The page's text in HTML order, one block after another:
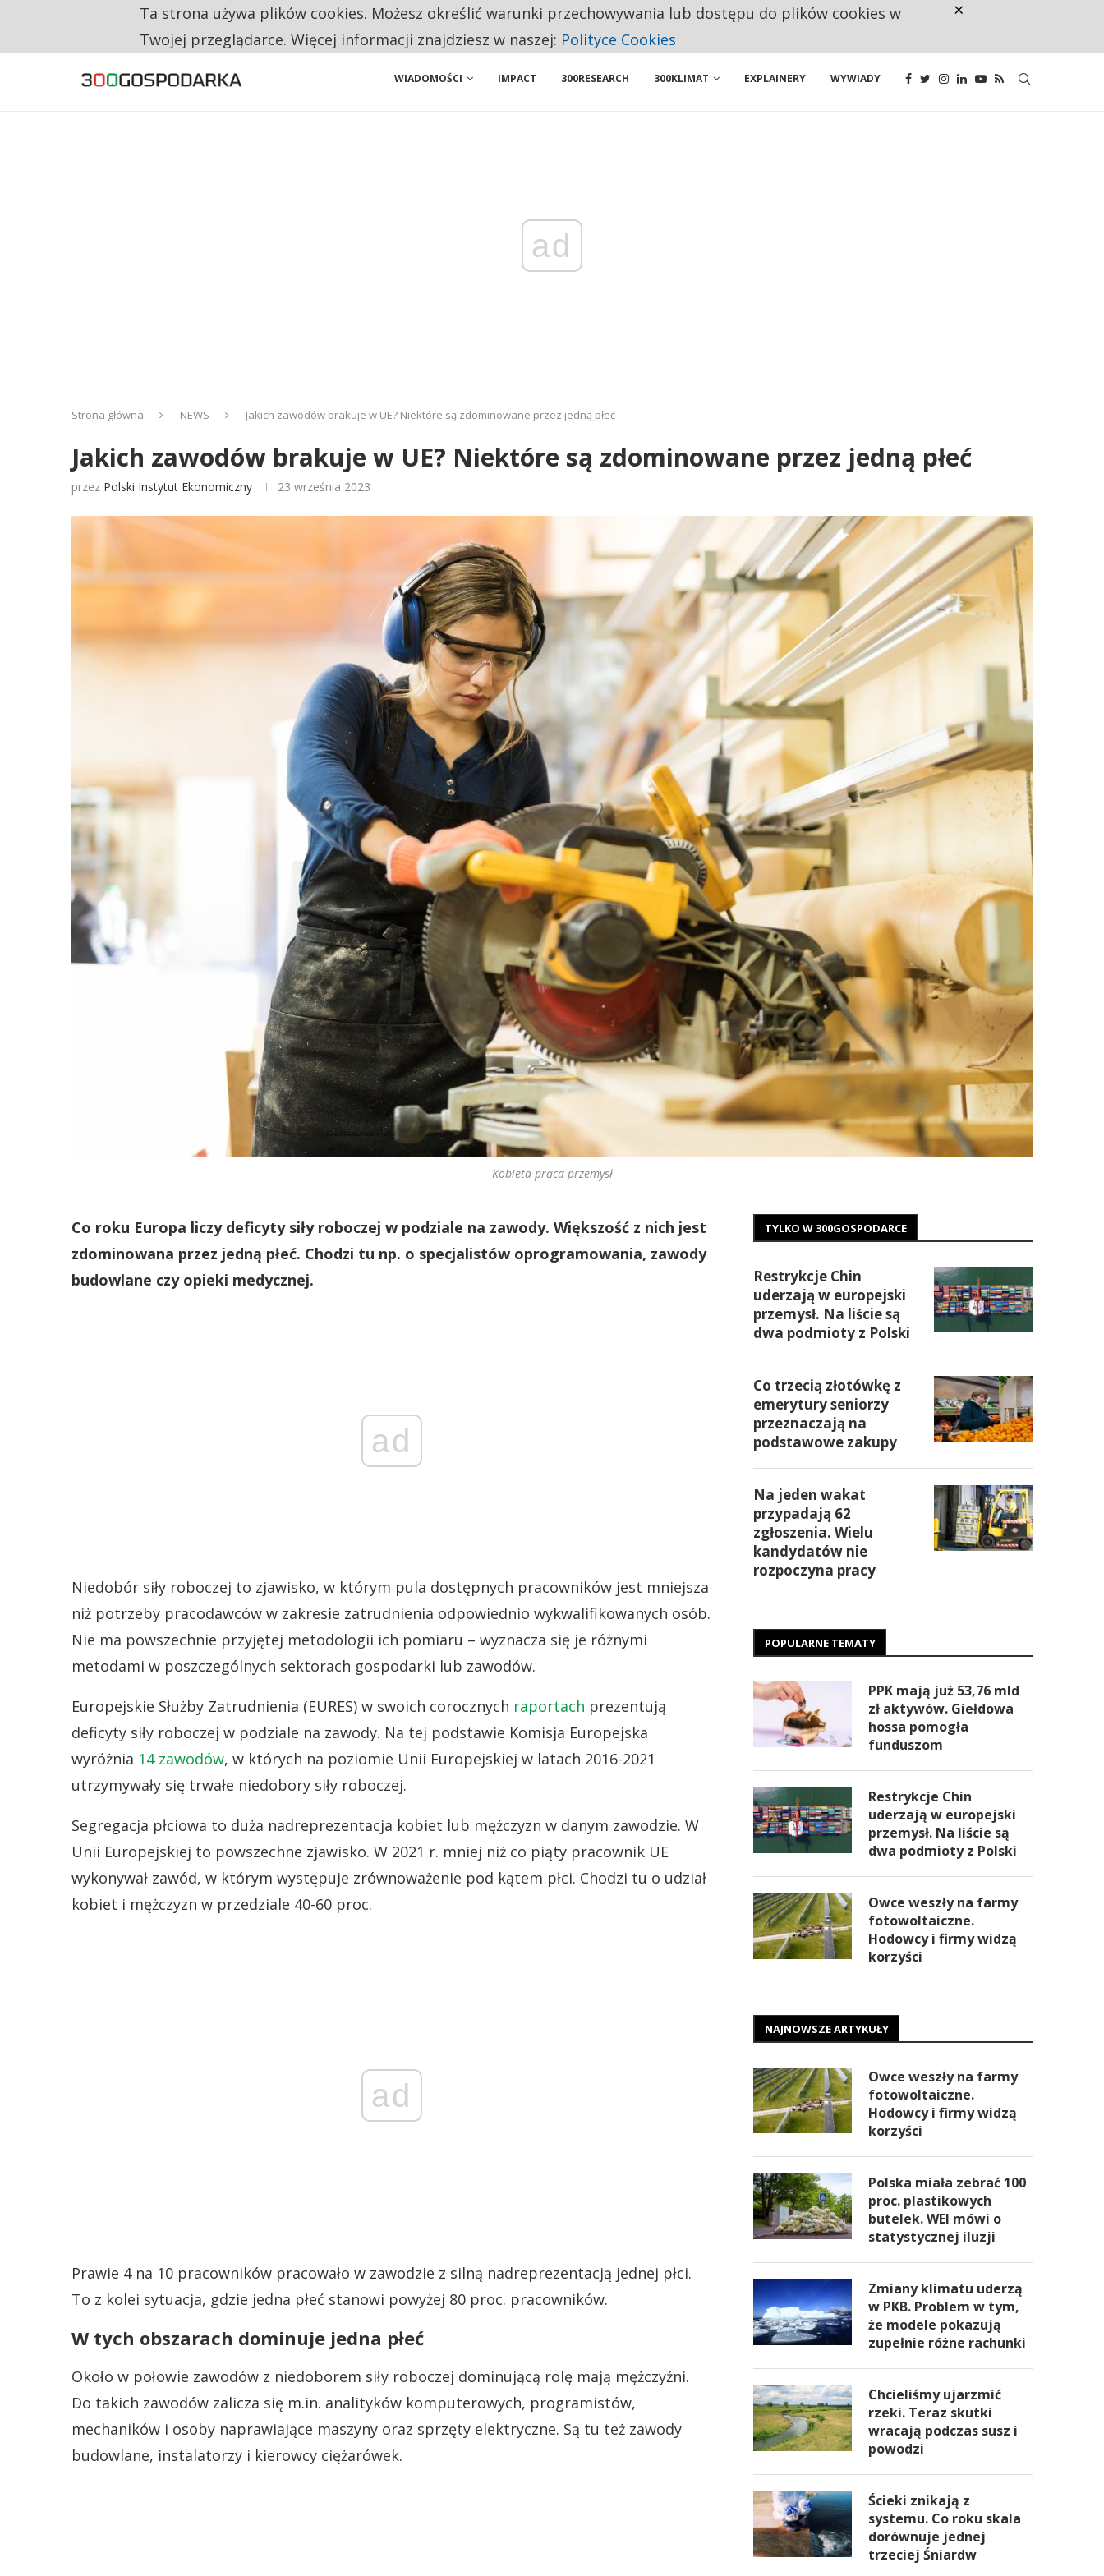
NA JEDEN WAKAT PRZYPADAJĄ 62 ZGŁOSZENIA. WIELU KANDYDATÓW NIE ROZPOCZYNA PRACY
WIADOMOŚCI IMPACT 300RESEARCH 300KLIMAT EXPLAINERY WYWIADY
ad
Strona główna NEWS Jakich zawodów brakuje w UE? Niektóre są zdominowane przez jedną płeć
Jakich zawodów brakuje w UE? Niektóre są zdominowane przez jedną płeć
przez Polski Instytut Ekonomiczny 23 września 2023
Kobieta praca przemysł
Co roku Europa liczy deficyty siły roboczej w podziale na zawody. Większość z nich jest
zdominowana przez jedną płeć. Chodzi tu np. o specjalistów oprogramowania, zawody
budowlane czy opieki medycznej.
ad
Niedobór siły roboczej to zjawisko, w którym pula dostępnych pracowników jest mniejsza
niż potrzeby pracodawców w zakresie zatrudnienia odpowiednio wykwalifikowanych osób.
Nie ma powszechnie przyjętej metodologii ich pomiaru – wyznacza się je różnymi
metodami w poszczególnych sektorach gospodarki lub zawodów.
Europejskie Służby Zatrudnienia (EURES) w swoich corocznych raportach prezentują
deficyty siły roboczej w podziale na zawody. Na tej podstawie Komisja Europejska
wyróżnia 14 zawodów, w których na poziomie Unii Europejskiej w latach 2016-2021
utrzymywały się trwałe niedobory siły roboczej.
Segregacja płciowa to duża nadreprezentacja kobiet lub mężczyzn w danym zawodzie. W
Unii Europejskiej to powszechne zjawisko. W 2021 r. mniej niż co piąty pracownik UE
wykonywał zawód, w którym występuje zrównoważenie pod kątem płci. Chodzi tu o udział
kobiet i mężczyzn w przedziale 40-60 proc.
ad
Prawie 4 na 10 pracowników pracowało w zawodzie z silną nadreprezentacją jednej płci.
To z kolei sytuacja, gdzie jedna płeć stanowi powyżej 80 proc. pracowników.
W tych obszarach dominuje jedna płeć
Około w połowie zawodów z niedoborem siły roboczej dominującą rolę mają mężczyźni.
Do takich zawodów zalicza się m.in. analityków komputerowych, programistów,
mechaników i osoby naprawiające maszyny oraz sprzęty elektryczne. Są tu też zawody
budowlane, instalatorzy i kierowcy ciężarówek.
TYLKO W 300GOSPODARCE
Restrykcje Chin
uderzają w europejski
przemysł. Na liście są
dwa podmioty z Polski
Co trzecią złotówkę z
emerytury seniorzy
przeznaczają na
podstawowe zakupy
Na jeden wakat
przypadają 62
zgłoszenia. Wielu
kandydatów nie
rozpoczyna pracy
POPULARNE TEMATY
PPK mają już 53,76 mld
zł aktywów. Giełdowa
hossa pomogła
funduszom
Restrykcje Chin
uderzają w europejski
przemysł. Na liście są
dwa podmioty z Polski
Owce weszły na farmy
fotowoltaiczne.
Hodowcy i firmy widzą
korzyści
NAJNOWSZE ARTYKUŁY
Owce weszły na farmy
fotowoltaiczne.
Hodowcy i firmy widzą
korzyści
Polska miała zebrać 100
proc. plastikowych
butelek. WEI mówi o
statystycznej iluzji
Zmiany klimatu uderzą
w PKB. Problem w tym,
że modele pokazują
zupełnie różne rachunki
Chcieliśmy ujarzmić
rzeki. Teraz skutki
wracają podczas susz i
powodzi
Ścieki znikają z
systemu. Co roku skala
dorównuje jednej
trzeciej Śniardw
Ta strona używa plików cookies. Możesz określić warunki przechowywania lub dostępu do plików cookies w
Twojej przeglądarce. Więcej informacji znajdziesz w naszej: Polityce Cookies
×